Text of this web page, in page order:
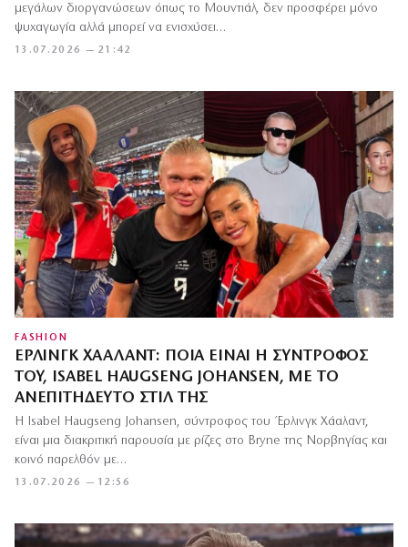
13.07.2026 — 21:42
μεγάλων διοργανώσεων όπως το Μουντιάλ, δεν προσφέρει μόνο
ψυχαγωγία αλλά μπορεί να ενισχύσει…
FASHION
ΈΡΛΙΝΓΚ ΧΆΑΛΑΝΤ: ΠΟΙΑ ΕΊΝΑΙ Η ΣΎΝΤΡΟΦΌΣ
ΤΟΥ, ISABEL HAUGSENG JOHANSEN, ΜΕ ΤΟ
ΑΝΕΠΙΤΉΔΕΥΤΟ ΣΤΙΛ ΤΗΣ
13.07.2026 — 12:56
Η Isabel Haugseng Johansen, σύντροφος του Έρλινγκ Χάαλαντ,
είναι μια διακριτική παρουσία με ρίζες στο Bryne της Νορβηγίας και
κοινό παρελθόν με…